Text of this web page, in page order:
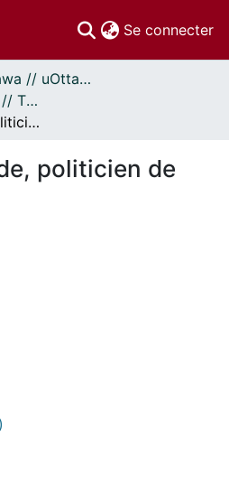
Se connecter
Thèses uOttawa // uOttawa Theses
Thèses, 1910 - 2010 // Theses, 1910 - 2010
Camillien Houde, politicien de carrière
politicien de